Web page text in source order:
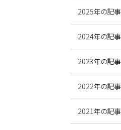
2025年の記事
2024年の記事
2023年の記事
2022年の記事
2021年の記事